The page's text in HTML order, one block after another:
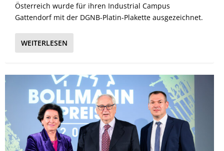
Österreich wurde für ihren Industrial Campus
Gattendorf mit der DGNB-Platin-Plakette ausgezeichnet.
WEITERLESEN